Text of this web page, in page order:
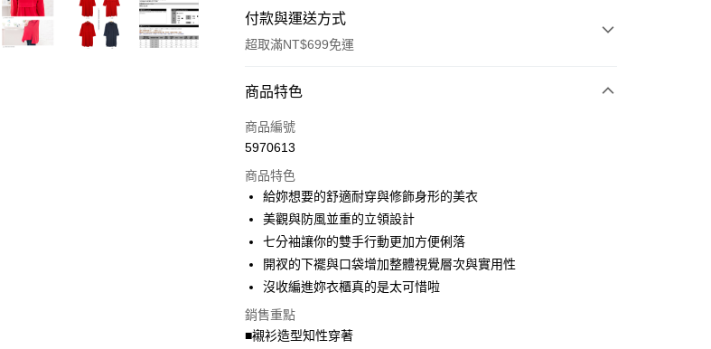
付款與運送方式
超取滿NT$699免運
付款方式
信用卡一次付款
LINE Pay
Apple Pay
街口支付
悠遊付
Google Pay
商品特色
商品編號
5970613
商品特色
給妳想要的舒適耐穿與修飾身形的美衣
美觀與防風並重的立領設計
七分袖讓你的雙手行動更加方便俐落
開衩的下襬與口袋增加整體視覺層次與實用性
沒收編進妳衣櫃真的是太可惜啦
銷售重點
■襯衫造型知性穿著